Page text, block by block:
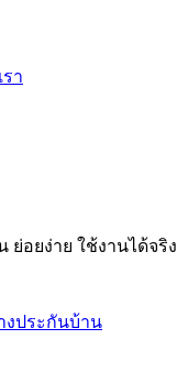
รา
ย่อยง่าย ใช้งานได้จริง
งประกันบ้าน